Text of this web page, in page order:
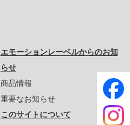
エモーションレーベルからのお知
らせ
商品情報
重要なお知らせ
このサイトについて